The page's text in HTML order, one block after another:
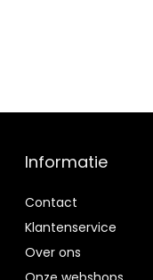
Informatie
Contact
Klantenservice
Over ons